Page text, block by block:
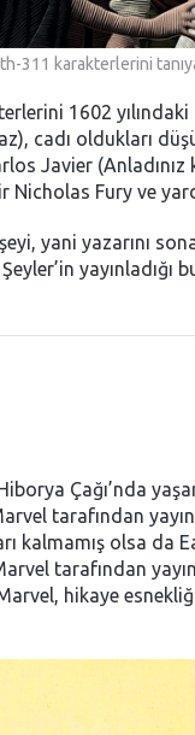
311 karakterlerini
1602
cadı oldukları
Javier
Nicholas Fury ve
yani yazarını
yayınladığı
Çağı’nda
tarafından
kalmamış olsa da
tarafından
hikaye